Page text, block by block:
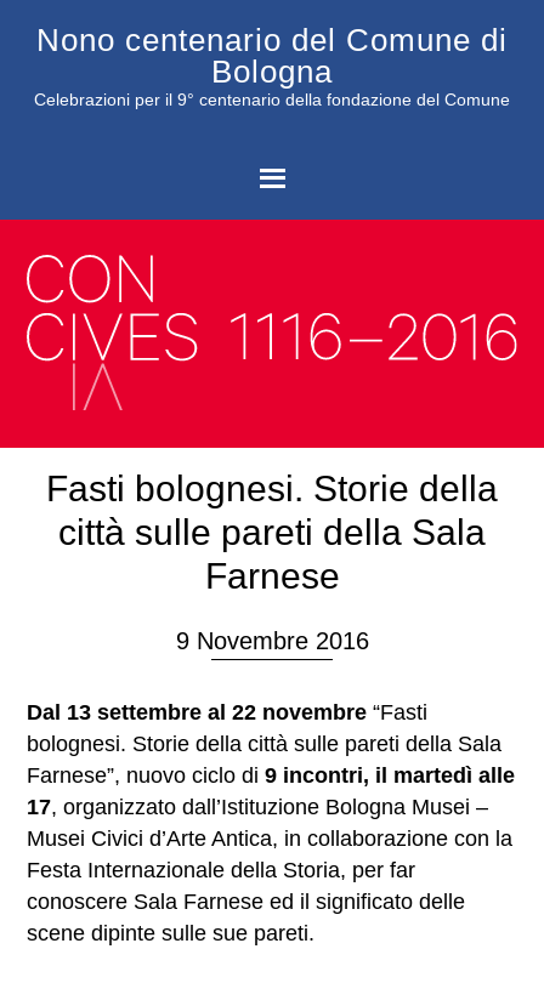
Nono centenario del Comune di
Bologna
Celebrazioni per il 9° centenario della fondazione del Comune
Fasti bolognesi. Storie della
città sulle pareti della Sala
Farnese
9 Novembre 2016
Dal 13 settembre al 22 novembre “Fasti
bolognesi. Storie della città sulle pareti della Sala
Farnese”, nuovo ciclo di9 incontri, il martedì alle
17, organizzato dall’Istituzione Bologna Musei –
Musei Civici d’Arte Antica, in collaborazione con la
Festa Internazionale della Storia, per far
conoscere Sala Farnese ed il significato delle
scene dipinte sulle sue pareti.